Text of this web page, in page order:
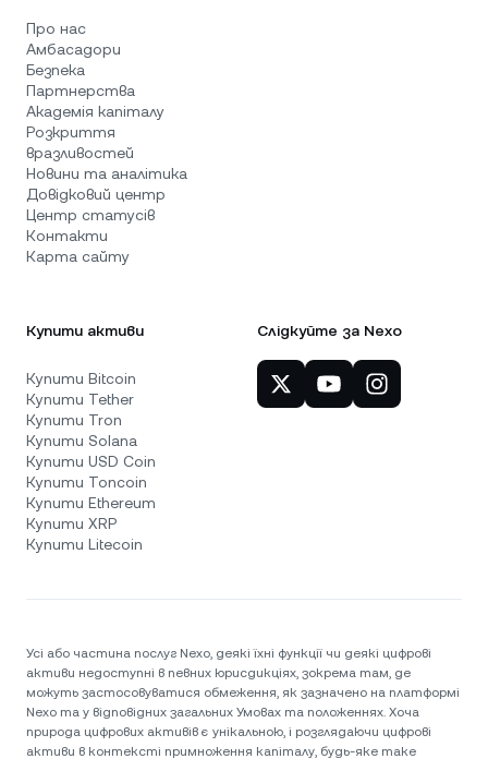
Про нас
Амбасадори
Безпека
Партнерства
Академія капіталу
Розкриття
вразливостей
Новини та аналітика
Довідковий центр
Центр статусів
Контакти
Карта сайту
Купити активи
Купити Bitcoin
Купити Tether
Купити Tron
Купити Solana
Купити USD Coin
Купити Toncoin
Купити Ethereum
Купити XRP
Купити Litecoin
Слідкуйте за Nexo
Усі або частина послуг Nexo, деякі їхні функції чи деякі цифрові
активи недоступні в певних юрисдикціях, зокрема там, де
можуть застосовуватися обмеження, як зазначено на платформі
Nexo та у відповідних загальних Умовах та положеннях. Хоча
природа цифрових активів є унікальною, і розглядаючи цифрові
активи в контексті примноження капіталу, будь-яке таке